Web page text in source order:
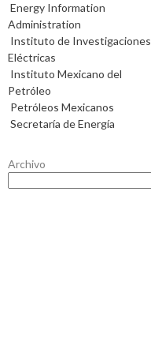
Energy Information
Administration
Instituto de Investigaciones
Eléctricas
Instituto Mexicano del
Petróleo
Petróleos Mexicanos
Secretaría de Energía
Archivo